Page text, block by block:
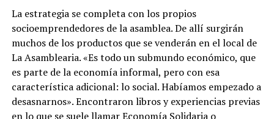
La estrategia se completa con los propios
socioemprendedores de la asamblea. De allí surgirán
muchos de los productos que se venderán en el local de
La Asamblearia. «Es todo un submundo económico, que
es parte de la economía informal, pero con esa
característica adicional: lo social. Habíamos empezado a
desasnarnos». Encontraron libros y experiencias previas
en lo que se suele llamar Economía Solidaria o